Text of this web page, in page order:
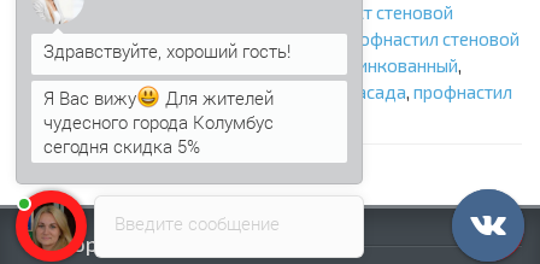
профнастил стеновой фасадный
профлист стеновой
фасадный,профнастил стеновой цена,профнастил стеновой
фасадный цена
профнастил стеновой оцинкованный,
профнастил для фасада,профлист для фасада, профнастил
МП10,профлист МП10
Информация
Введите сообщение
Я Вас вижу
Для жителей
чудесного города Колумбус
сегодня скидка 5%